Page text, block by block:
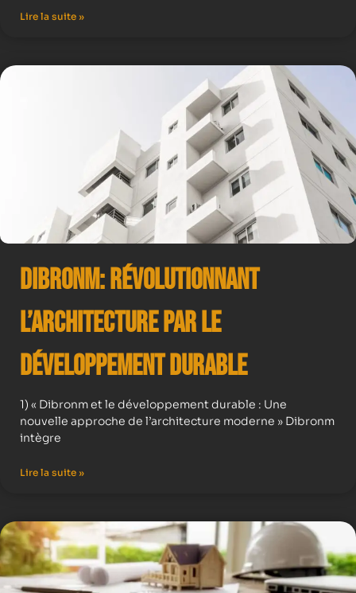
Lire la suite »
Dibronm: Révolutionnant
l’Architecture par le
Développement Durable
1) « Dibronm et le développement durable : Une
nouvelle approche de l’architecture moderne » Dibronm
intègre
Lire la suite »